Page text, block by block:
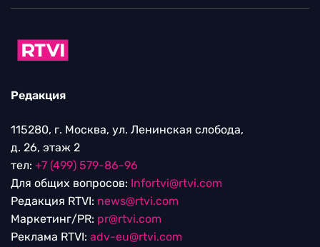
Редакция
115280, г. Москва, ул. Ленинская слобода,
д. 26, этаж 2
тел: +7 (499) 579-86-96
Для общих вопросов: Infortvi@rtvi.com
Редакция RTVI: news@rtvi.com
Маркетинг/PR: pr@rtvi.com
Реклама RTVI: adv-eu@rtvi.com